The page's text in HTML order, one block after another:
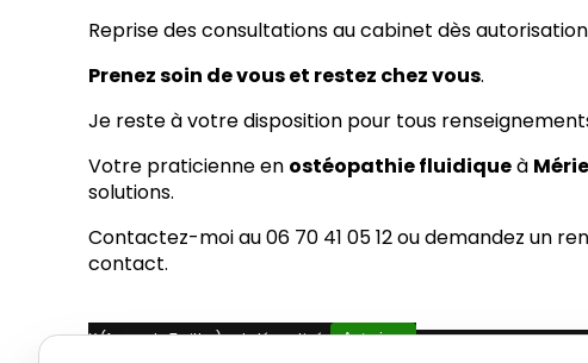
Reprise des consultations au cabinet dès
Prenez soin de vous et restez chez vous.
Je reste à votre disposition pour tous
Votre praticienne en ostéopathie fluidiqueà
solutions.
Contactez-moi au 06 70 41 05 12 ou demandez un
contact.
X (formerly Twitter) est désactivé. Autoriser